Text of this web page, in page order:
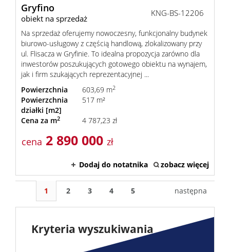
Gryfino
obiekt na sprzedaż
KNG-BS-12206
Na sprzedaż oferujemy nowoczesny, funkcjonalny budynek
biurowo-usługowy z częścią handlową, zlokalizowany przy
ul. Flisacza w Gryfinie. To idealna propozycja zarówno dla
inwestorów poszukujących gotowego obiektu na wynajem,
jak i firm szukających reprezentacyjnej ...
Powierzchnia
603,69 m2
Powierzchnia
działki [m2]
517 m²
Cena za m2 4 787,23 zł
cena 2 890 000 zł
Dodaj do notatnika zobacz więcej
1 2 3 4 5 następna
Kryteria wyszukiwania